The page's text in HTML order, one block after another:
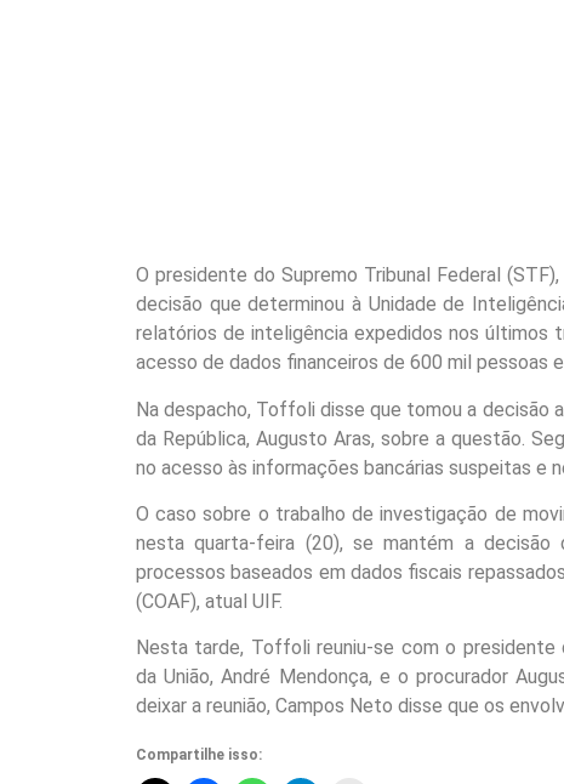
O presidente do Supremo Tribunal Federal
decisão que determinou à Unidade de
relatórios de inteligência expedidos nos últimos
acesso de dados financeiros de 600 mil pessoas
Na despacho, Toffoli disse que tomou a decisão
da República, Augusto Aras, sobre a questão.
no acesso às informações bancárias suspeitas e
O caso sobre o trabalho de investigação de
nesta quarta-feira (20), se mantém a
processos baseados em dados fiscais
(COAF), atual UIF.
Nesta tarde, Toffoli reuniu-se com o presidente
da União, André Mendonça, e o procurador
deixar a reunião, Campos Neto disse que os
Compartilhe isso: